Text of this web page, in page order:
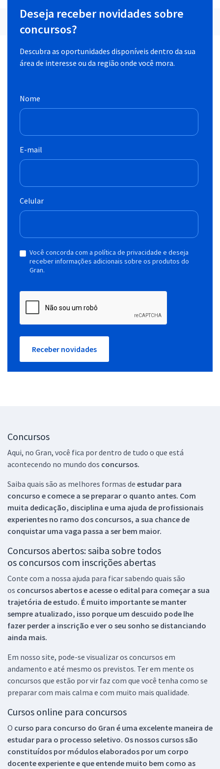
Deseja receber novidades sobre
concursos?
Descubra as oportunidades disponíveis dentro da sua
área de interesse ou da região onde você mora.
Nome
E-mail
Celular
Você concorda com a política de privacidade e deseja
receber informações adicionais sobre os produtos do
Gran.
Receber novidades
Concursos
Aqui, no Gran, você fica por dentro de tudo o que está
acontecendo no mundo dos concursos.
Saiba quais são as melhores formas de estudar para
concurso e comece a se preparar o quanto antes. Com
muita dedicação, disciplina e uma ajuda de profissionais
experientes no ramo dos concursos, a sua chance de
conquistar uma vaga passa a ser bem maior.
Concursos abertos: saiba sobre todos
os concursos com inscrições abertas
Conte com a nossa ajuda para ficar sabendo quais são
os concursos abertos e acesse o edital para começar a sua
trajetória de estudo. É muito importante se manter
sempre atualizado, isso porque um descuido pode lhe
fazer perder a inscrição e ver o seu sonho se distanciando
ainda mais.
Em nosso site, pode-se visualizar os concursos em
andamento e até mesmo os previstos. Ter em mente os
concursos que estão por vir faz com que você tenha como se
preparar com mais calma e com muito mais qualidade.
Cursos online para concursos
O curso para concurso do Gran é uma excelente maneira de
estudar para o processo seletivo. Os nossos cursos são
constituídos por módulos elaborados por um corpo
docente experiente e que entende muito bem como as